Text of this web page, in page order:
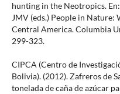
hunting in the Neotropics.
JMV (eds.) People in
Central America. Columbia
299-323.
CIPCA (Centro de
Bolivia). (2012). Zafreros de
tonelada de caña de azúcar